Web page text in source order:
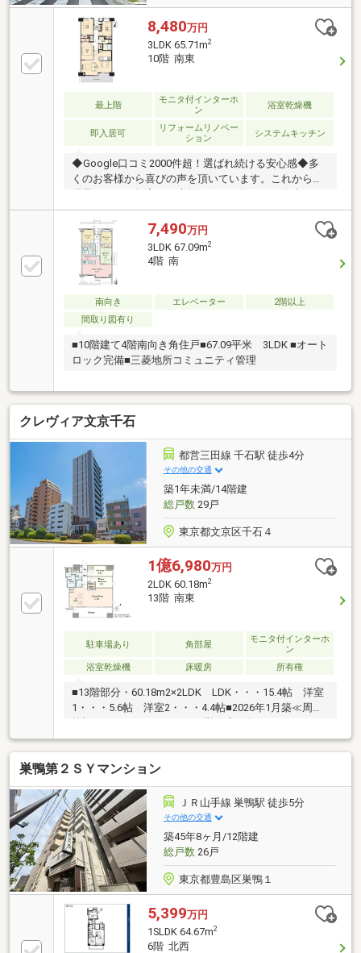
8,480万円
3LDK 65.71m2
10階 南東
最上階
モニタ付インターホ
ン
浴室乾燥機
即入居可
リフォームリノベー
ション
システムキッチン
◆Google口コミ2000件超！選ばれ続ける安心感◆多
くのお客様から喜びの声を頂いています。これからも
す。◆購入はゴールではなく幸せな未来へのスタート
◆住み始めてからの不安や悩みも、TOHO HOUSE
CLUBが将来サポート。お客様一人ひとりの安心を守る
ため、いつもずっと人生に寄り添い、豊かな未来を支
え続けます。◆ローン相談大歓迎！頭金0円からの購
入も可能◆将来のライフイベントを見据え、無理のな
い資金計画をプロがアドバイス。お問合せは【資料請
求】又は【フリーダイヤル】へお気軽にお問い合わせ
7,490万円
3LDK 67.09m2
4階 南
南向き エレベーター
2階以上
間取り図有り
■10階建て4階南向き角住戸■67.09平米 3LDK ■オート
ロック完備■三菱地所コミュニティ管理
クレヴィア文京千石
都営三田線 千石駅 徒歩4分
その他の交通
築1年未満/14階建
総戸数29戸
東京都文京区千石４
1億6,980万円
2LDK 60.18m2
13階 南東
駐車場あり 角部屋
モニタ付インターホ
ン
浴室乾燥機
床暖房 所有権
■13階部分・60.18m2×2LDK LDK・・・15.4帖 洋室
1・・・5.6帖 洋室2・・・4.4帖■2026年1月築≪周辺
ンストア100 文京千石四丁目店：約110m●フードス
タイル文京グリーンコート店：約800m●せんごく駅前
クリニック：約260m●文京区立本駒込西保育園：約
650m●文京区立明化幼稚園：約740m●文京区立駕籠町
小学校：約500m●文京区立第十中学校：約850m
etc…関連リンク⇒【この会社の関連サイト】⇒【さら
に詳しく】⇒この物件の情報を確認！から詳細な物件
情報をご確認頂けます。
巣鴨第２ＳＹマンション
ＪＲ山手線 巣鴨駅 徒歩5分
その他の交通
築45年8ヶ月/12階建
総戸数26戸
東京都豊島区巣鴨１
5,399万円
1SLDK 64.67m2
6階 北西